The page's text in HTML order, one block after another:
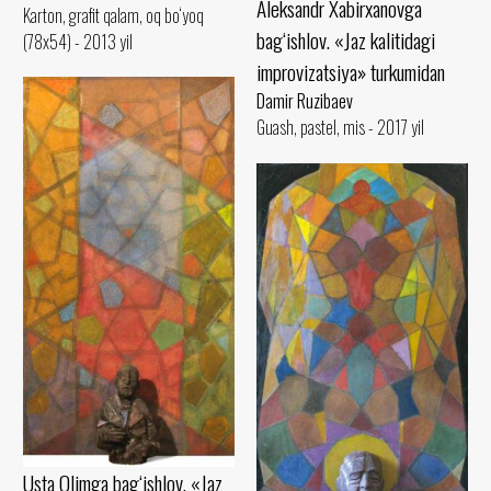
Karton, grafit qalam, oq bo‘yoq
(78x54) - 2013 yil
Aleksandr Xabirxanovga
bag‘ishlov. «Jaz kalitidagi
improvizatsiya» turkumidan
Damir Ruzibaev
Guash, pastel, mis - 2017 yil
Usta Olimga bag‘ishlov. «Jaz